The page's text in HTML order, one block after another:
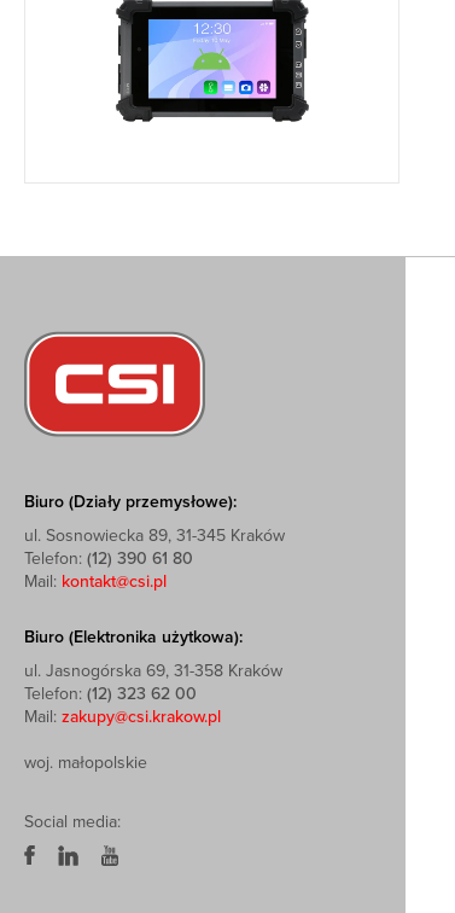
Biuro (Działy przemysłowe):
ul. Sosnowiecka 89, 31-345 Kraków
Telefon: (12) 390 61 80
Mail: kontakt@csi.pl
Biuro (Elektronika użytkowa):
ul. Jasnogórska 69, 31-358 Kraków
Telefon: (12) 323 62 00
Mail: zakupy@csi.krakow.pl
woj. małopolskie
Social media: